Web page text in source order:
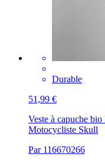
Durable
51,99 €
Veste à capuche
Motocycliste Skull
Par 116670266